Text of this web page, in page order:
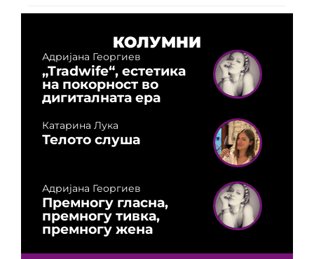
КОЛУМНИ
Адријана Георгиев
„Tradwife“, естетика
на покорност во
дигиталната ера
Катарина Лука
Телото слуша
Адријана Георгиев
Премногу гласна,
премногу тивка,
премногу жена